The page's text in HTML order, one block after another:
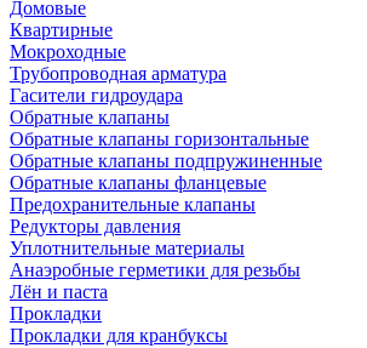
Домовые
Квартирные
Мокроходные
Трубопроводная арматура
Гасители гидроудара
Обратные клапаны
Обратные клапаны горизонтальные
Обратные клапаны подпружиненные
Обратные клапаны фланцевые
Предохранительные клапаны
Редукторы давления
Уплотнительные материалы
Анаэробные герметики для резьбы
Лён и паста
Прокладки
Прокладки для кранбуксы